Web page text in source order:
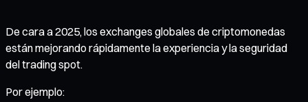
De cara a 2025, los exchanges globales de criptomonedas
están mejorando rápidamente la experiencia y la seguridad
del trading spot.
Por ejemplo: